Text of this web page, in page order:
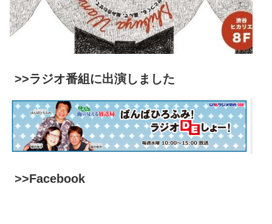
>>ラジオ番組に出演しました
>>Facebook